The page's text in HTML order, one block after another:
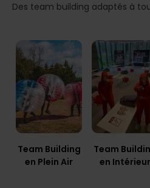
Des team building adaptés à
Team Building
en Plein Air
Team
en Intérieur